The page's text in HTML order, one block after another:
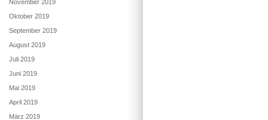
November 2019
Oktober 2019
September 2019
August 2019
Juli 2019
Juni 2019
Mai 2019
April 2019
März 2019